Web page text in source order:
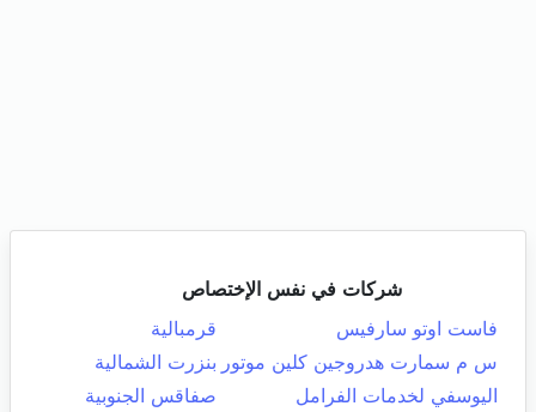
شركات في نفس الإختصاص
فاست اوتو سارفيس
قرمبالية
س م سمارت هدروجين كلين موتور بنزرت الشمالية
اليوسفي لخدمات الفرامل
صفاقس الجنوبية